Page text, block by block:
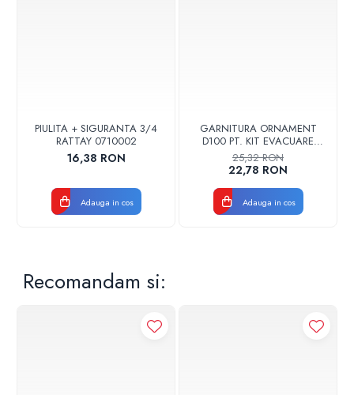
PIULITA + SIGURANTA 3/4
RATTAY 0710002
16,38 RON
Adauga in cos
GARNITURA ORNAMENT
D100 PT. KIT EVACUARE
CENTRALA FGGE100
25,32 RON
22,78 RON
Adauga in cos
Recomandam si: